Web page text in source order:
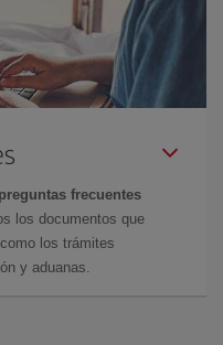
preguntas frecuentes
los documentos que
los trámites
y aduanas.